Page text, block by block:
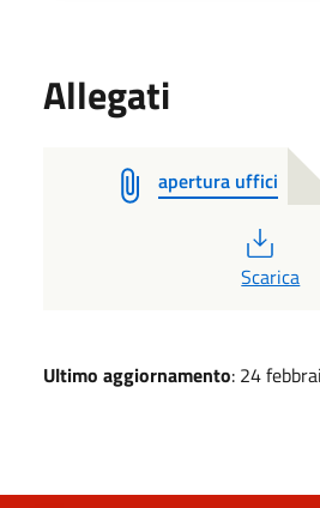
Allegati
apertura uffici
PDF
Scarica
Ultimo aggiornamento: 24